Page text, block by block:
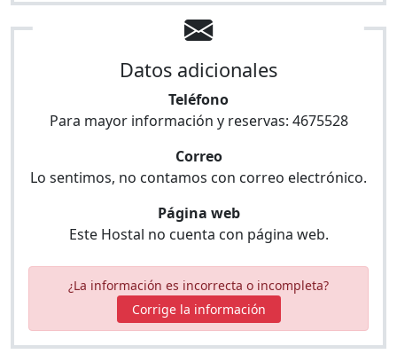
Datos adicionales
Teléfono
Para mayor información y reservas: 4675528
Correo
Lo sentimos, no contamos con correo electrónico.
Página web
Este Hostal no cuenta con página web.
¿La información es incorrecta o incompleta?
Corrige la información